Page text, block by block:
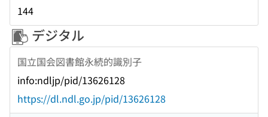
144
デジタル
国立国会図書館永続的識別子
info:ndljp/pid/13626128
https://dl.ndl.go.jp/pid/13626128